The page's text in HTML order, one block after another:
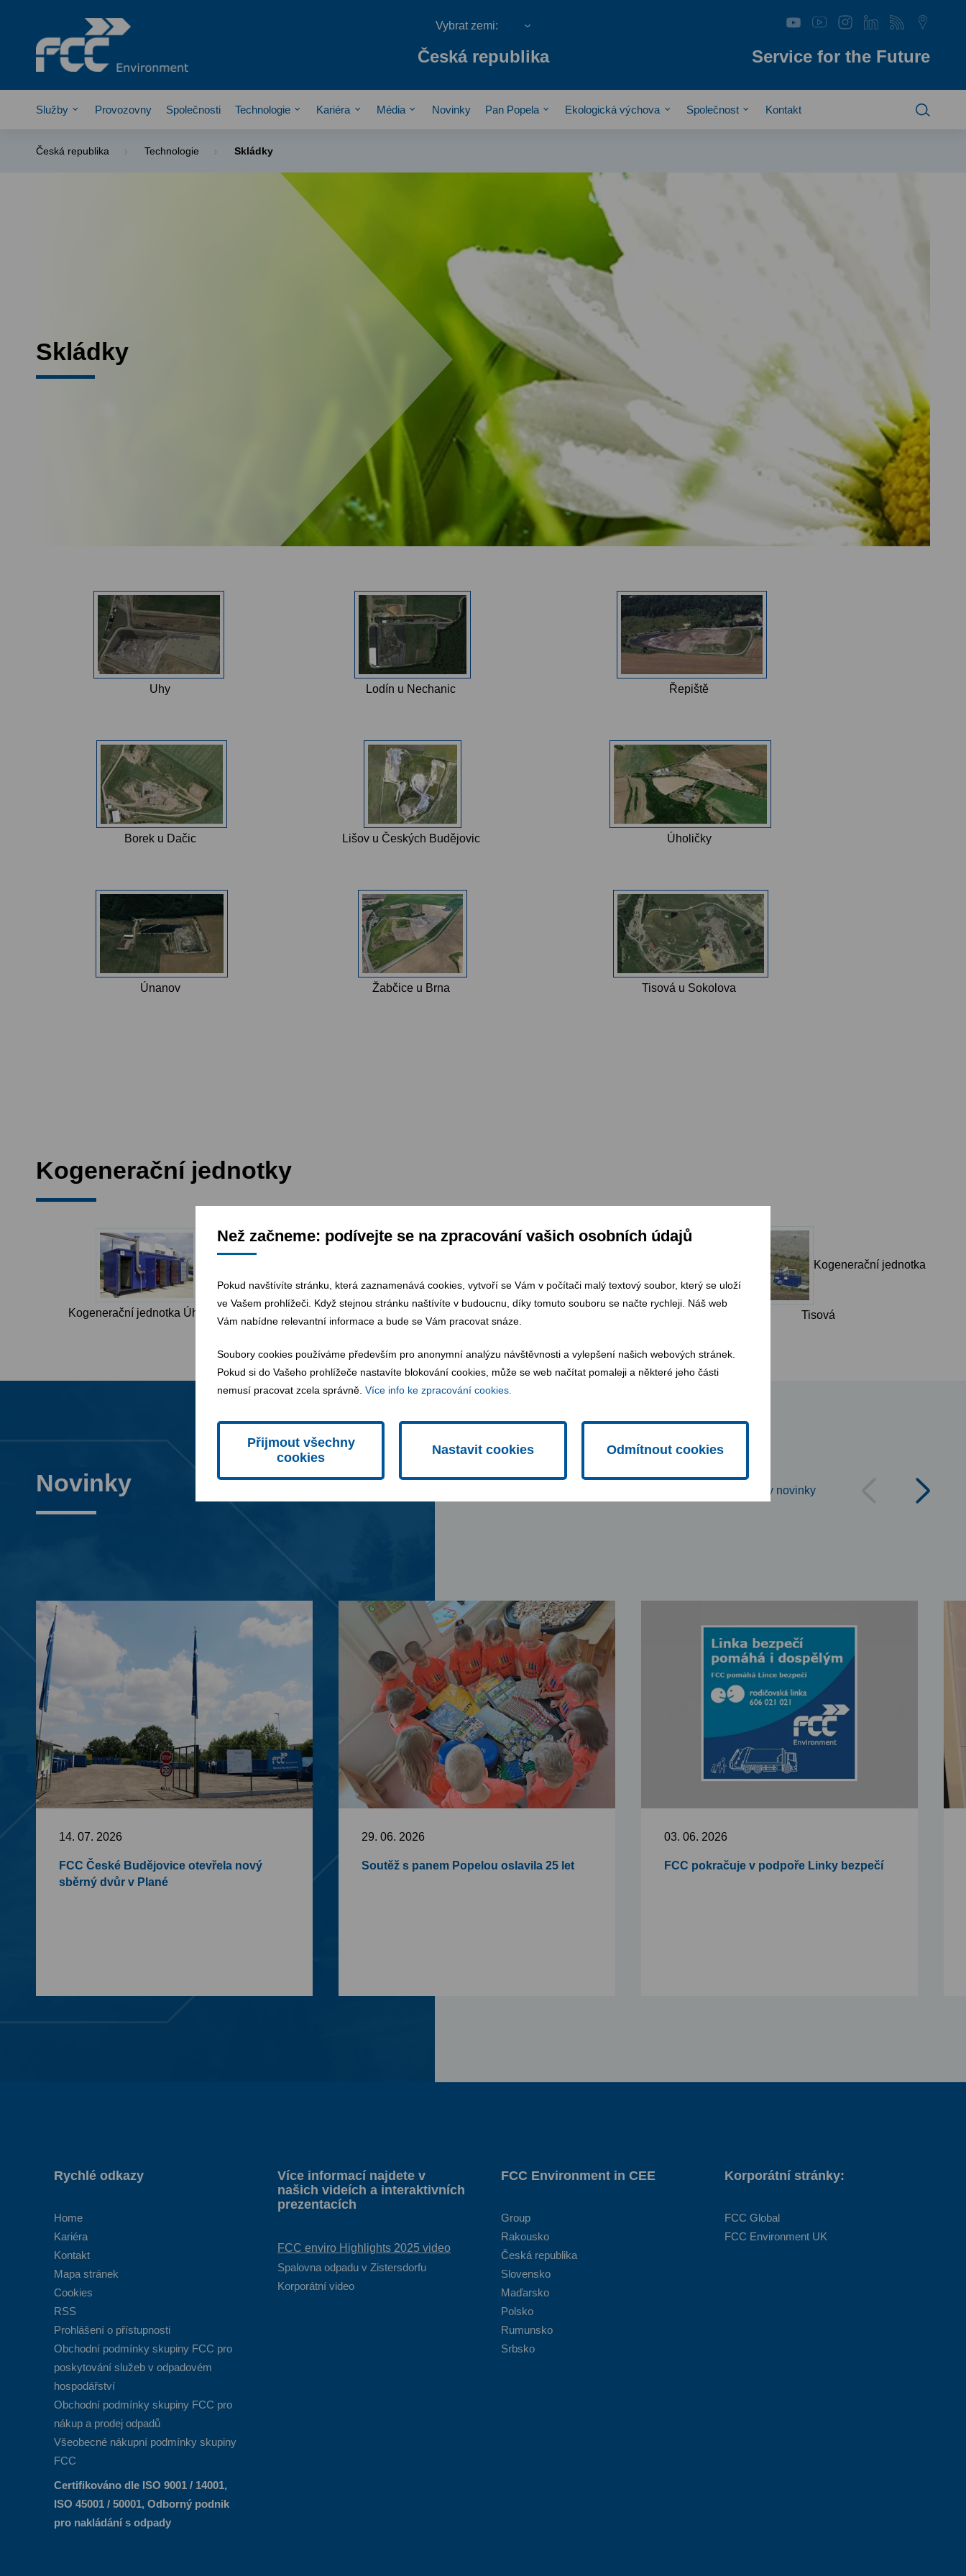
Než začneme: podívejte se na zpracování vašich osobních údajů
Pokud navštívíte stránku, která zaznamenává cookies, vytvoří se Vám v počítači malý textový soubor, který se uloží
ve Vašem prohlížeči. Když stejnou stránku naštívíte v budoucnu, díky tomuto souboru se načte rychleji. Náš web
Vám nabídne relevantní informace a bude se Vám pracovat snáze.
Soubory cookies používáme především pro anonymní analýzu návštěvnosti a vylepšení našich webových stránek.
Pokud si do Vašeho prohlížeče nastavíte blokování cookies, může se web načítat pomaleji a některé jeho části
nemusí pracovat zcela správně. Více info ke zpracování cookies.
Přijmout všechny
cookies
Nastavit cookies Odmítnout cookies
Česká republika Service for the Future
Služby Provozovny Společnosti Technologie Kariéra Média Novinky Pan Popela Ekologická výchova Společnost Kontakt
Česká republika Technologie Skládky
Skládky
Uhy Lodín u Nechanic Řepiště
Borek u Dačic Lišov u Českých Budějovic Úholičky
Únanov Žabčice u Brna Tisová u Sokolova
Kogenerační jednotky
Kogenerační jednotka Úholičky
Kogenerační jednotka
Tisová
Novinky Všechny novinky
14. 07. 2026
FCC České Budějovice otevřela nový
sběrný dvůr v Plané
29. 06. 2026
Soutěž s panem Popelou oslavila 25 let
03. 06. 2026
FCC pokračuje v podpoře Linky bezpečí
Rychlé odkazy
Home
Kariéra
Kontakt
Mapa stránek
Cookies
RSS
Prohlášení o přístupnosti
Obchodní podmínky skupiny FCC pro
poskytování služeb v odpadovém
hospodářství
Obchodní podmínky skupiny FCC pro
nákup a prodej odpadů
Všeobecné nákupní podmínky skupiny
FCC
Certifikováno dle ISO 9001 / 14001,
ISO 45001 / 50001, Odborný podnik
pro nakládání s odpady
Více informací najdete v
našich videích a interaktivních
prezentacích
FCC enviro Highlights 2025 video
Spalovna odpadu v Zistersdorfu
Korporátní video
FCC Environment in CEE
Group
Rakousko
Česká republika
Slovensko
Maďarsko
Polsko
Rumunsko
Srbsko
Korporátní stránky:
FCC Global
FCC Environment UK